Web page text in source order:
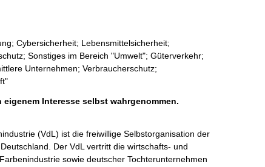
Cybersicherheit; Lebensmittelsicherheit;
Sonstiges im Bereich "Umwelt"; Güterverkehr;
Unternehmen; Verbraucherschutz;
Interesse selbst wahrgenommen.
(VdL) ist die freiwillige Selbstorganisation der
Der VdL vertritt die wirtschafts- und
sowie deutscher Tochterunternehmen